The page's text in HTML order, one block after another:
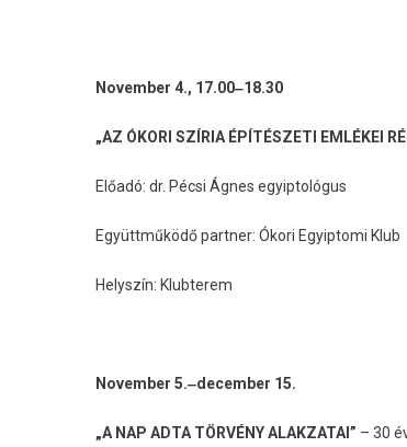
November 4., 17.00‒18.30
„AZ ÓKORI SZÍRIA ÉPÍTÉSZETI EMLÉKEI
Előadó: dr. Pécsi Ágnes egyiptológus
Együttműködő partner: Ókori Egyiptomi Klub
Helyszín: Klubterem
November 5.‒december 15.
„A NAP ADTA TÖRVÉNY ALAKZATAI” – 30